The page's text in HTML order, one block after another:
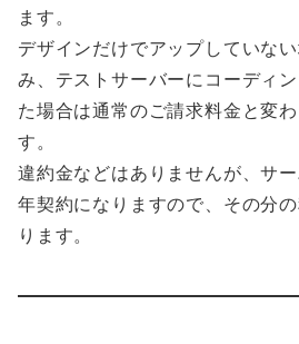
ます。
デザインだけでアップしていな
み、テストサーバーにコーディ
た場合は通常のご請求料金と変
す。
違約金などはありませんが、サ
年契約になりますので、その分
ります。